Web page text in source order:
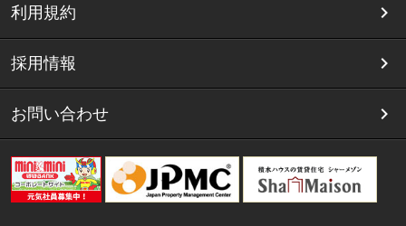
利用規約
採用情報
お問い合わせ